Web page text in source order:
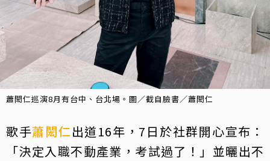
蕭閎仁巡演8月有台中、台北場。圖／截自臉書／蕭閎仁
歌手蕭閎仁出道16年，7日於社群開心宣布：
「決定入職不動產業，考試過了！」並曬出不